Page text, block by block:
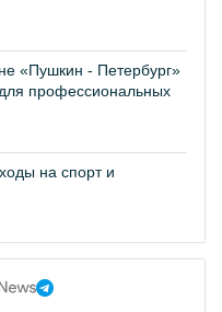
«Пушкин - Петербург»
профессиональных
на спорт и